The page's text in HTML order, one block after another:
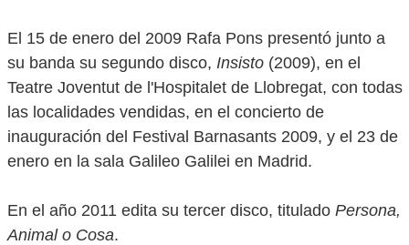
El 15 de enero del 2009 Rafa Pons presentó junto a
su banda su segundo disco, Insisto (2009), en el
Teatre Joventut de l'Hospitalet de Llobregat, con todas
las localidades vendidas, en el concierto de
inauguración del Festival Barnasants 2009, y el 23 de
enero en la sala Galileo Galilei en Madrid.
En el año 2011 edita su tercer disco, titulado Persona,
Animal o Cosa.